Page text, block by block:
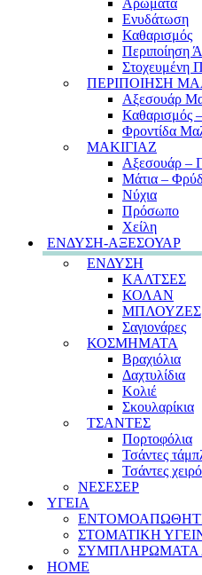
Αρώματα
Ενυδάτωση
Καθαρισμός
Περιποίηση
Στοχευμένη
ΠΕΡΙΠΟΙΗΣΗ
Αξεσουάρ
Καθαρισμός
Φροντίδα
ΜΑΚΙΓΙΑΖ
Αξεσουάρ –
Μάτια –
Νύχια
Πρόσωπο
Χείλη
ΕΝΔΥΣΗ-ΑΞΕΣΟΥΑΡ
ΕΝΔΥΣΗ
ΚΑΛΤΣΕΣ
ΚΟΛΑΝ
ΜΠΛΟΥΖΕΣ
Σαγιονάρες
ΚΟΣΜΗΜΑΤΑ
Βραχιόλια
Δαχτυλίδια
Κολιέ
Σκουλαρίκια
ΤΣΑΝΤΕΣ
Πορτοφόλια
Τσάντες
Τσάντες
ΝΕΣΕΣΕΡ
ΥΓΕΙΑ
ΣΤΟΜΑΤΙΚΗ
ΣΥΜΠΛΗΡΩΜΑΤΑ
HOME